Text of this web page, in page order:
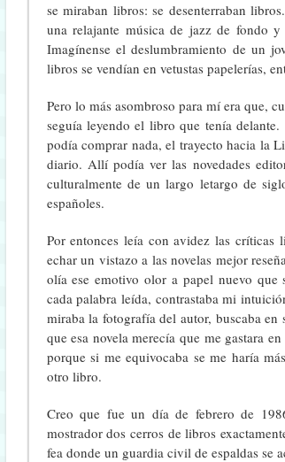
se miraban libros: se desenterraban
una relajante música de jazz de fondo
Imagínense el deslumbramiento de un
libros se vendían en vetustas papelerías,
Pero lo más asombroso para mí era que,
seguía leyendo el libro que tenía
podía comprar nada, el trayecto hacia la
diario. Allí podía ver las novedades
culturalmente de un largo letargo de
españoles.
Por entonces leía con avidez las
echar un vistazo a las novelas mejor
olía ese emotivo olor a papel nuevo que
cada palabra leída, contrastaba mi
miraba la fotografía del autor, buscaba
que esa novela merecía que me gastara
porque si me equivocaba se me haría
otro libro.
Creo que fue un día de febrero de
mostrador dos cerros de libros
fea donde un guardia civil de espaldas se